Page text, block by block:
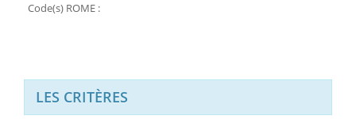
Code(s) ROME :
LES CRITÈRES